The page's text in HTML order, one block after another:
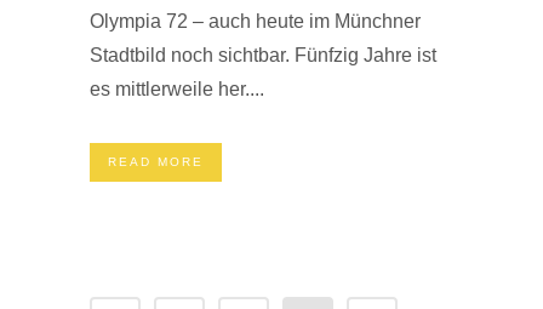
Olympia 72 – auch heute im Münchner
Stadtbild noch sichtbar. Fünfzig Jahre ist
es mittlerweile her....
READ MORE